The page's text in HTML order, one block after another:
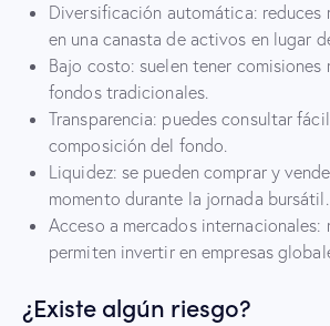
Diversificación automática: reduces
en una canasta de activos en lugar
Bajo costo: suelen tener comisiones
fondos tradicionales.
Transparencia: puedes consultar
composición del fondo.
Liquidez: se pueden comprar y
momento durante la jornada bursátil.
Acceso a mercados internacionales:
permiten invertir en empresas
¿Existe algún riesgo?